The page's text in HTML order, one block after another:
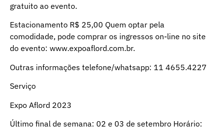
gratuito ao evento.
Estacionamento R$ 25,00 Quem optar pela
comodidade, pode comprar os ingressos on-line no site
do evento: www.expoaflord.com.br.
Outras informações telefone/whatsapp: 11 4655.4227
Serviço
Expo Aflord 2023
Último final de semana: 02 e 03 de setembro Horário: